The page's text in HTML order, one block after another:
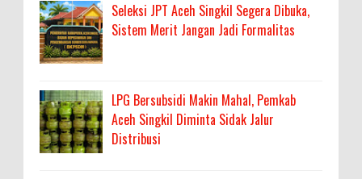
Seleksi JPT Aceh Singkil Segera Dibuka,
Sistem Merit Jangan Jadi Formalitas
LPG Bersubsidi Makin Mahal, Pemkab
Aceh Singkil Diminta Sidak Jalur
Distribusi